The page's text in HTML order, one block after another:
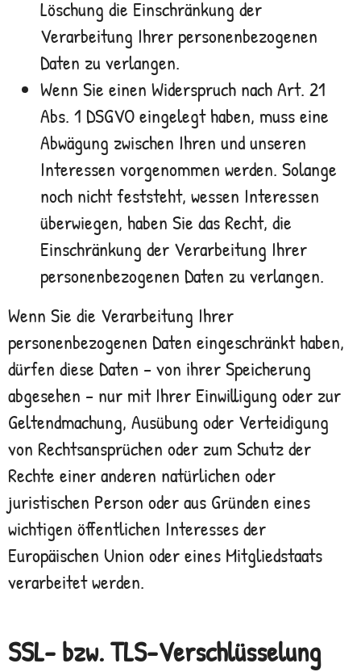
Löschung die Einschränkung der
Verarbeitung Ihrer personenbezogenen
Daten zu verlangen.
Wenn Sie einen Widerspruch nach Art. 21
Abs. 1 DSGVO eingelegt haben, muss eine
Abwägung zwischen Ihren und unseren
Interessen vorgenommen werden. Solange
noch nicht feststeht, wessen Interessen
überwiegen, haben Sie das Recht, die
Einschränkung der Verarbeitung Ihrer
personenbezogenen Daten zu verlangen.
Wenn Sie die Verarbeitung Ihrer
personenbezogenen Daten eingeschränkt haben,
dürfen diese Daten – von ihrer Speicherung
abgesehen – nur mit Ihrer Einwilligung oder zur
Geltendmachung, Ausübung oder Verteidigung
von Rechtsansprüchen oder zum Schutz der
Rechte einer anderen natürlichen oder
juristischen Person oder aus Gründen eines
wichtigen öffentlichen Interesses der
Europäischen Union oder eines Mitgliedstaats
verarbeitet werden.
SSL- bzw. TLS-Verschlüsselung